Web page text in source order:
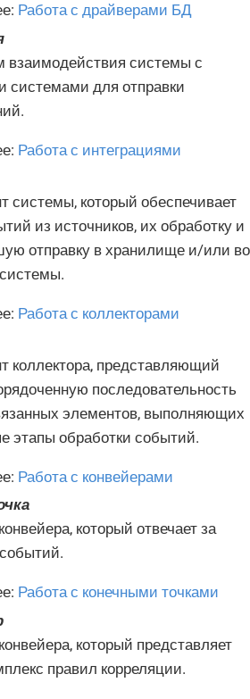
Работа с драйверами БД
взаимодействия системы с
системами для отправки
Работа с интеграциями
системы, который обеспечивает
из источников, их обработку и
отправку в хранилище и/или во
Работа с коллекторами
коллектора, представляющий
последовательность
элементов, выполняющих
этапы обработки событий.
Работа с конвейерами
который отвечает за
Работа с конечными точками
который представляет
правил корреляции.